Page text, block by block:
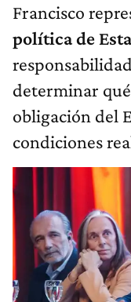
Francisco
política de
determinar
obligación del
condiciones